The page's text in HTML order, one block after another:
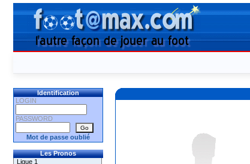
Identification
LOGIN
PASSWORD
Mot de passe oublié
Les Pronos
Ligue 1